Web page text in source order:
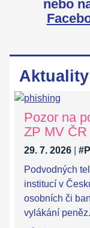
nebo
Aktuality
Pozor na
ZP MV ČR
29. 7. 2026
Podvodných
institucí v
osobních či
vylákání peněz.